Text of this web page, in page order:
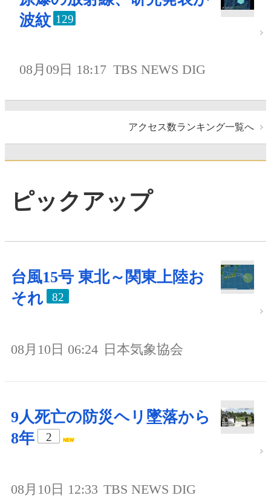
波紋 129
08月09日 18:17 TBS NEWS DIG
アクセス数ランキング一覧へ
ピックアップ
台風15号 東北～関東上陸お
それ
82
08月10日 06:24 日本気象協会
9人死亡の防災ヘリ墜落から
8年
2
08月10日 12:33 TBS NEWS DIG